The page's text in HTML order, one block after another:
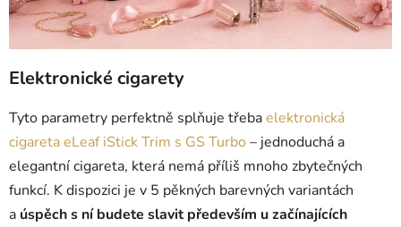
Elektronické cigarety
Tyto parametry perfektně splňuje třebaelektronická
cigareta eLeaf iStick Trim s GS Turbo – jednoduchá a
elegantní cigareta, která nemá příliš mnoho zbytečných
funkcí. K dispozici je v 5 pěkných barevných variantách
a úspěch s ní budete slavit především u začínajících